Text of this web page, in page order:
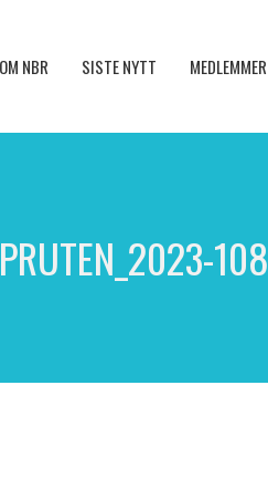
OM NBR SISTE NYTT MEDLEMMER
108